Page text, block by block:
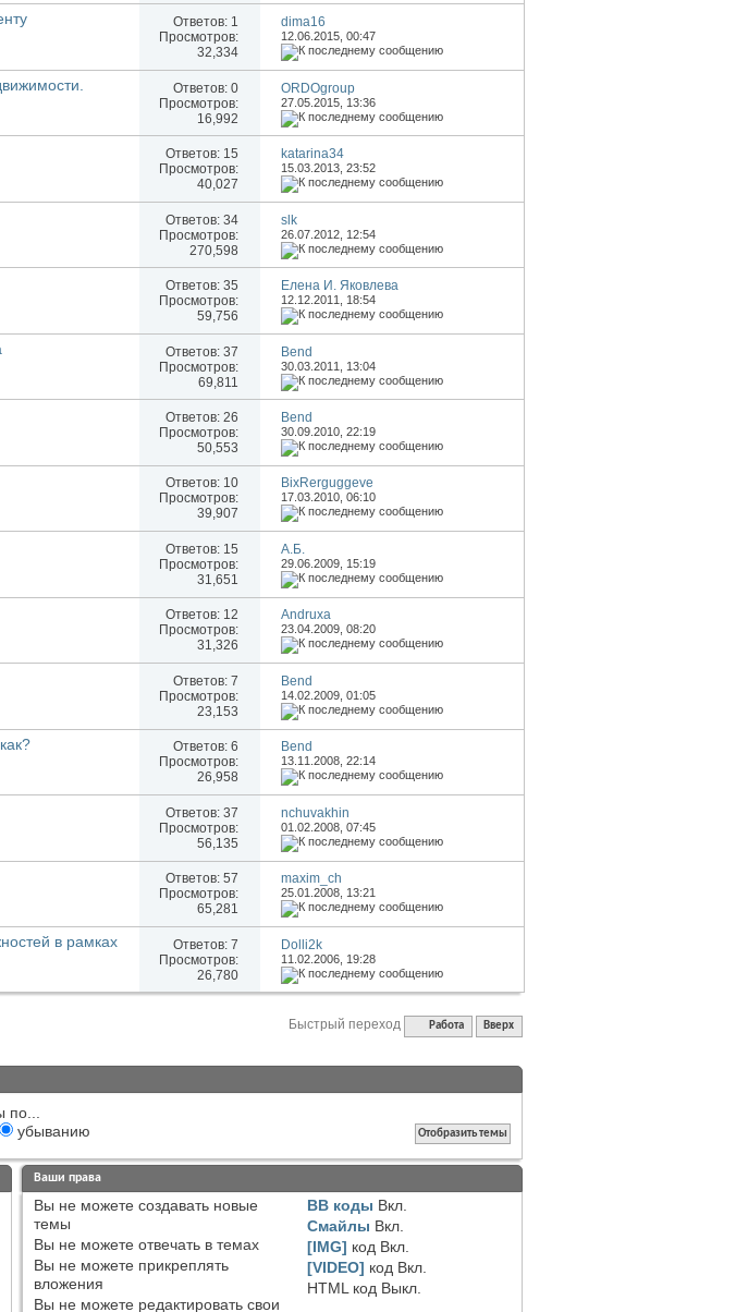
Ответов: 1
Просмотров:
32,334
dima16
12.06.2015, 00:47
Ответов:0
Просмотров:
16,992
ORDOgroup
27.05.2015, 13:36
Ответов: 15
Просмотров:
40,027
katarina34
15.03.2013, 23:52
Ответов:34
Просмотров:
270,598
slk
26.07.2012, 12:54
Ответов:35
Просмотров:
59,756
Елена И. Яковлева
12.12.2011, 18:54
Ответов:37
Просмотров:
69,811
Bend
30.03.2011, 13:04
Ответов:26
Просмотров:
50,553
Bend
30.09.2010, 22:19
Ответов: 10
Просмотров:
39,907
BixRerguggeve
17.03.2010, 06:10
Ответов: 15
Просмотров:
31,651
А.Б.
29.06.2009, 15:19
Ответов: 12
Просмотров:
31,326
Andruxa
23.04.2009, 08:20
Ответов:7
Просмотров:
23,153
Bend
14.02.2009, 01:05
Ответов:6
Просмотров:
26,958
Bend
13.11.2008, 22:14
Ответов:37
Просмотров:
56,135
nchuvakhin
01.02.2008, 07:45
Ответов:57
Просмотров:
65,281
maxim_ch
25.01.2008, 13:21
в рамках
Ответов:7
Просмотров:
26,780
Dolli2k
11.02.2006, 19:28
Быстрый переход Работа Вверх
по...
убыванию
Ваши права
Вы не можетесоздавать новые
темы
Вы не можетеотвечать в темах
Вы не можетеприкреплять
вложения
Вы не можетередактировать свои
BB коды Вкл.
Смайлы Вкл.
[IMG] код Вкл.
[VIDEO] код Вкл.
HTML код Выкл.